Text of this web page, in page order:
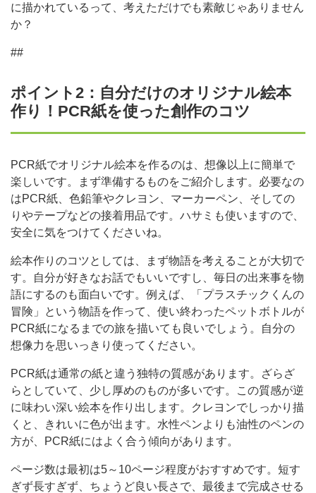
に描かれているって、考えただけでも素敵じゃありません
か？
##
ポイント2：自分だけのオリジナル絵本
作り！PCR紙を使った創作のコツ
PCR紙でオリジナル絵本を作るのは、想像以上に簡単で
楽しいです。まず準備するものをご紹介します。必要なの
はPCR紙、色鉛筆やクレヨン、マーカーペン、そしての
りやテープなどの接着用品です。ハサミも使いますので、
安全に気をつけてくださいね。
絵本作りのコツとしては、まず物語を考えることが大切で
す。自分が好きなお話でもいいですし、毎日の出来事を物
語にするのも面白いです。例えば、「プラスチックくんの
冒険」という物語を作って、使い終わったペットボトルが
PCR紙になるまでの旅を描いても良いでしょう。自分の
想像力を思いっきり使ってください。
PCR紙は通常の紙と違う独特の質感があります。ざらざ
らとしていて、少し厚めのものが多いです。この質感が逆
に味わい深い絵本を作り出します。クレヨンでしっかり描
くと、きれいに色が出ます。水性ペンよりも油性のペンの
方が、PCR紙にはよく合う傾向があります。
ページ数は最初は5～10ページ程度がおすすめです。短す
ぎず長すぎず、ちょうど良い長さで、最後まで完成させる